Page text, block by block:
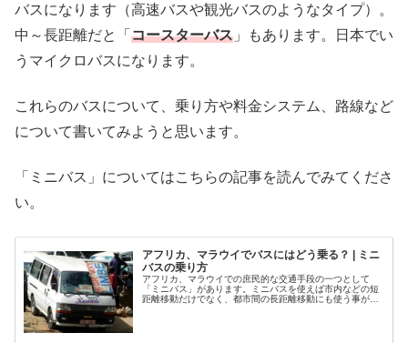
バスになります（高速バスや観光バスのようなタイプ）。
中～長距離だと「 コースターバス 」もあります。日本でい
うマイクロバスになります。
これらのバスについて、乗り方や料金システム、路線など
について書いてみようと思います。
「ミニバス」についてはこちらの記事を読んでみてくださ
い。
アフリカ、マラウイでバスにはどう乗る？ | ミニ
バスの乗り方
アフリカ、マラウイでの庶民的な交通手段の一つとして
「ミニバス」があります。ミニバスを使えば市内などの短
距離移動だけでなく、都市間の長距離移動にも使う事がで